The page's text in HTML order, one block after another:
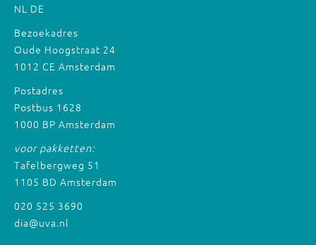
NL DE
Bezoekadres
Oude Hoogstraat 24
1012 CE Amsterdam
Postadres
Postbus 1628
1000 BP Amsterdam
voor pakketten:
Tafelbergweg 51
1105 BD Amsterdam
020 525 3690
dia@uva.nl